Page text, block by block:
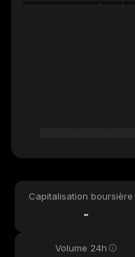
Capitalisation boursière
-
Volume 24h